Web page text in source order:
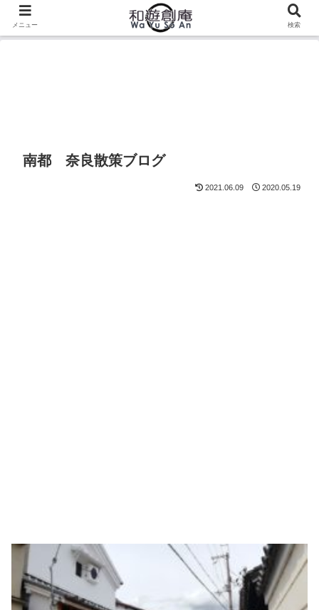
南都 奈良散策ブログ
2021.06.09 2020.05.19
メニュー 検索